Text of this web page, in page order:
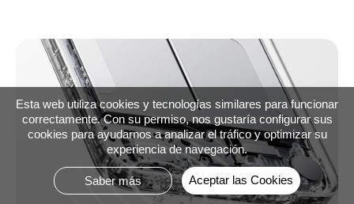
Esta web utiliza cookies y tecnologías similares para funcionar
correctamente. Con su permiso, nos gustaría configurar sus
cookies para ayudarnos a analizar el tráfico y optimizar su
experiencia de navegación.
Saber más Aceptar las Cookies